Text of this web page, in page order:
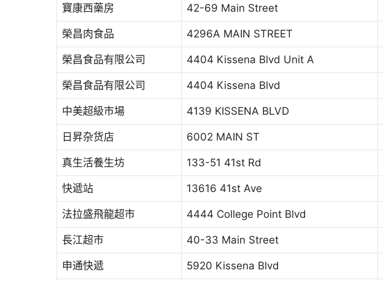
寶康西藥房 42-69 Main Street
榮昌肉食品 4296A MAIN STREET
榮昌食品有限公司 4404 Kissena Blvd Unit A
榮昌食品有限公司 4404 Kissena Blvd
中美超級市場 4139 KISSENA BLVD
日昇杂货店 6002 MAIN ST
真生活養生坊 133-51 41st Rd
快遞站 13616 41st Ave
法拉盛飛龍超市 4444 College Point Blvd
長江超市 40-33 Main Street
申通快遞 5920 Kissena Blvd